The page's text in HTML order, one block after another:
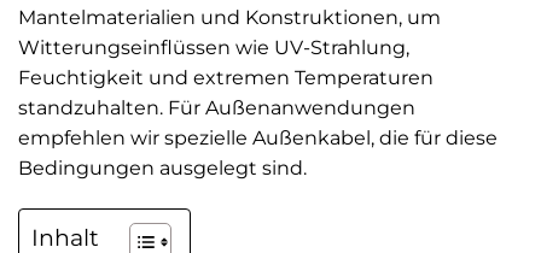
Mantelmaterialien und Konstruktionen, um
Witterungseinflüssen wie UV-Strahlung,
Feuchtigkeit und extremen Temperaturen
standzuhalten. Für Außenanwendungen
empfehlen wir spezielle Außenkabel, die für diese
Bedingungen ausgelegt sind.
Inhalt